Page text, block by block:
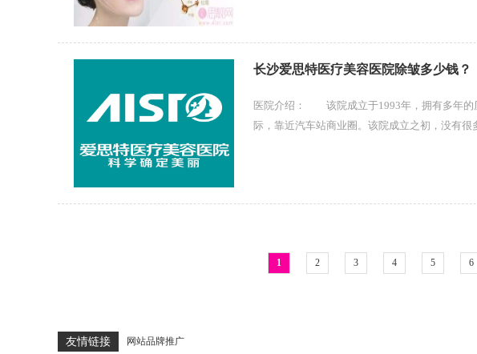
长沙爱思特医疗美容医院除皱多少钱？
医院介绍： 该院成立于1993年，拥有多年的
际，靠近汽车站商业圈。该院成立之初，没有
1 2 3 4 5 6
友情链接 网站品牌推广